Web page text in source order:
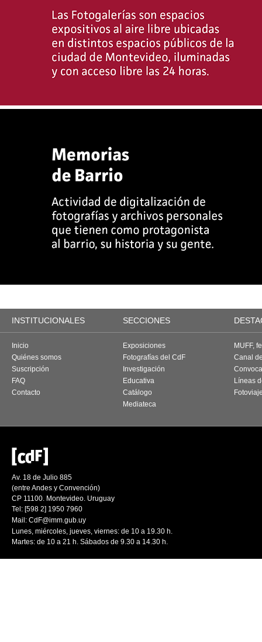
INSTITUCIONALES SECCIONES
Inicio
Quiénes somos
Suscripción
FAQ
Contacto
Exposiciones
Fotografías del CdF
Investigación
Educativa
Catálogo
Mediateca
MUFF,
Canal
Líneas
Av. 18 de Julio 885
(entre Andes y Convención)
CP 11100. Montevideo. Uruguay
Tel: [598 2] 1950 7960
Mail: CdF@imm.gub.uy
Lunes, miércoles, jueves, viernes: de 10 a 19.30 h.
Martes: de 10 a 21 h. Sábados de 9.30 a 14.30 h.